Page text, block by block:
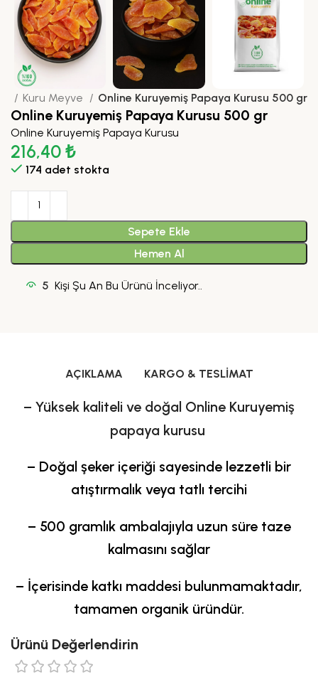
Kuru Meyve Online Kuruyemiş Papaya Kurusu 500 gr
Online Kuruyemiş Papaya Kurusu 500 gr
Online Kuruyemiş Papaya Kurusu
216,40₺
174 adet stokta
Sepete Ekle
Hemen Al
5 Kişi Şu An Bu Ürünü İnceliyor..
AÇIKLAMA KARGO & TESLIMAT
– Yüksek kaliteli ve doğal Online Kuruyemiş
papaya kurusu
– Doğal şeker içeriği sayesinde lezzetli bir
atıştırmalık veya tatlı tercihi
– 500 gramlık ambalajıyla uzun süre taze
kalmasını sağlar
– İçerisinde katkı maddesi bulunmamaktadır,
tamamen organik üründür.
Ürünü Değerlendirin